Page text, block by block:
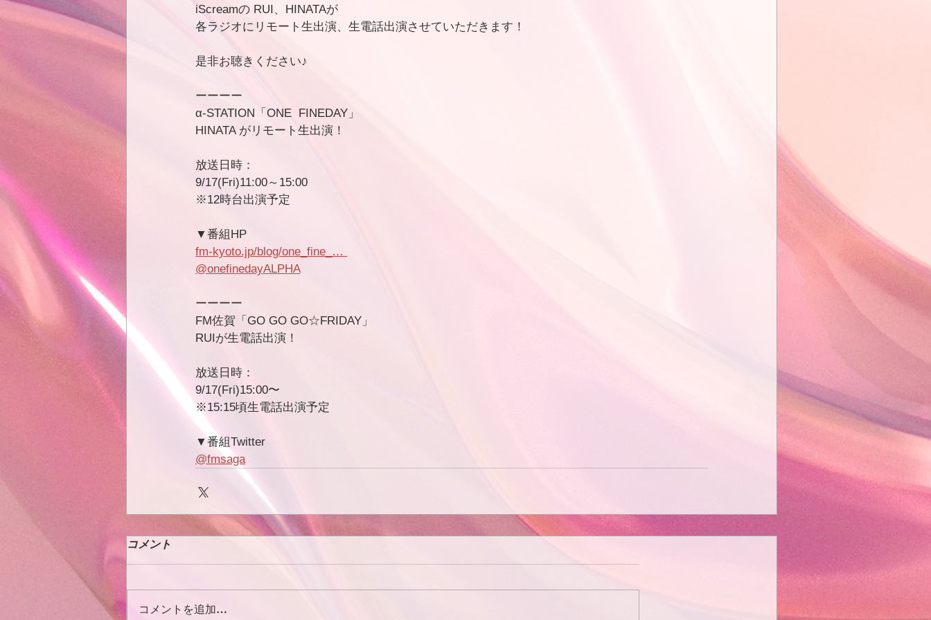
iScreamの RUI、HINATAが
各ラジオにリモート生出演、生電話出演させていただきます！
是非お聴きください♪
ーーーー
α-STATION「ONE  FINEDAY」
HINATA がリモート生出演！
放送日時：
9/17(Fri)11:00～15:00
※12時台出演予定
▼番組HP
fm-kyoto.jp/blog/one_fine_…
@onefinedayALPHA
ーーーー
FM佐賀「GO GO GO☆FRIDAY」
RUIが生電話出演！
放送日時：
9/17(Fri)15:00〜
※15:15頃生電話出演予定
▼番組Twitter
@fmsaga
コメント
コメントを追加…